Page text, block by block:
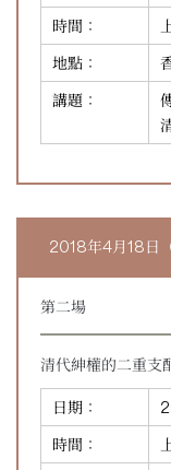
時間：
地點：
講題：
2018年4月18日
第二場
清代紳權的二重支
日期：
時間：